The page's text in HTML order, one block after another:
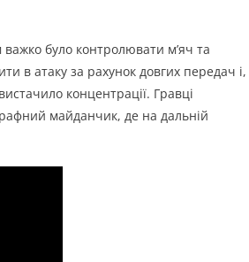
було контролювати м’яч та
в атаку за рахунок довгих передач і,
концентрації. Гравці
майданчик, де на дальній